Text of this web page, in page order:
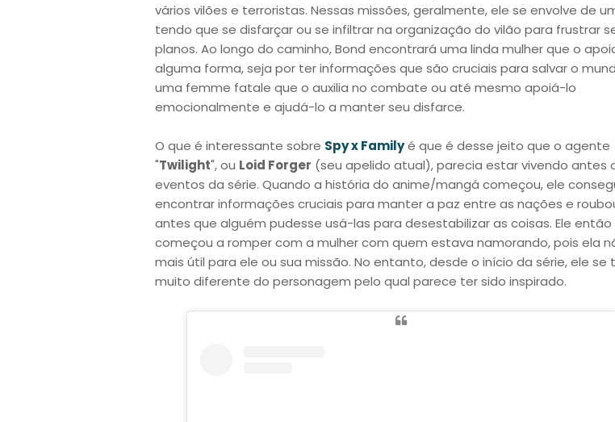
vários vilões e terroristas. Nessas missões, geralmente, ele se envolve de
tendo que se disfarçar ou se infiltrar na organização do vilão para frustrar
planos. Ao longo do caminho, Bond encontrará uma linda mulher que o
alguma forma, seja por ter informações que são cruciais para salvar o
uma femme fatale que o auxilia no combate ou até mesmo apoiá-lo
emocionalmente e ajudá-lo a manter seu disfarce.
O que é interessante sobre Spy x Familyé que é desse jeito que o agente
"Twilight", ou Loid Forger (seu apelido atual), parecia estar vivendo antes
eventos da série. Quando a história do anime/mangá começou, ele
encontrar informações cruciais para manter a paz entre as nações e
antes que alguém pudesse usá-las para desestabilizar as coisas. Ele então
começou a romper com a mulher com quem estava namorando, pois ela
mais útil para ele ou sua missão. No entanto, desde o início da série, ele se
muito diferente do personagem pelo qual parece ter sido inspirado.